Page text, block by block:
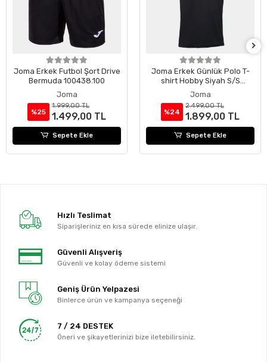
Joma Erkek Futbol Şort Drive
Bermuda 100438.100
Joma
%25
1.999,00 TL
1.499,00 TL
Sepete Ekle
Joma Erkek Günlük Polo T-
shirt Hobby Siyah S/S
100437.100
Joma
%24
2.499,00 TL
1.899,00 TL
Sepete Ekle
Hızlı Teslimat
Siparişleriniz en kısa sürede elinize ulaşır.
Güvenli Alışveriş
Güvenli ve kolay ödeme sistemi
Geniş Ürün Yelpazesi
Binlerce ürün ve kampanya seçeneği
7 / 24 DESTEK
Öneri ve şikayetlerinizi bize iletebilirsiniz.